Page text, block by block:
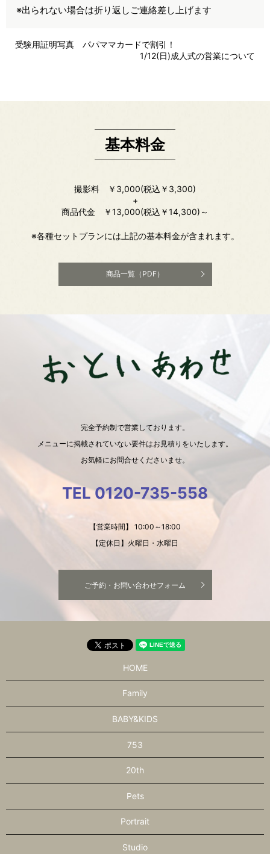
※出られない場合は折り返しご連絡差し上げます
受験用証明写真 パパママカードで割引！
1/12(日)成人式の営業について
基本料金
撮影料 ￥3,000(税込￥3,300)
+
商品代金 ￥13,000(税込￥14,300)～
※各種セットプランには上記の基本料金が含まれます。
商品一覧（PDF）
完全予約制で営業しております。
メニューに掲載されていない要件はお見積りをいたします。
お気軽にお問合せくださいませ。
TEL 0120-735-558
【営業時間】 10:00～18:00
【定休日】火曜日・水曜日
ご予約・お問い合わせフォーム
HOME
Family
BABY&KIDS
753
20th
Pets
Portrait
Studio